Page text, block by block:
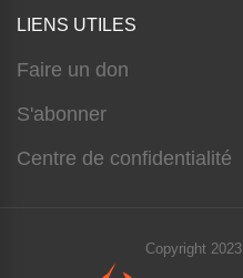
LIENS UTILES
Faire un don
S'abonner
Centre de confidentialité
Copyright